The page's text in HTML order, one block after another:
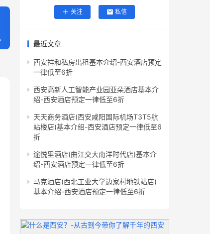
关注 私信
最近文章
西安祥和私房出租基本介绍-西安酒店预定
一律低至6折
西安高新人工智能产业园亚朵酒店基本介
绍-西安酒店预定一律低至6折
天天商务酒店(西安咸阳国际机场T3T5航
站楼店)基本介绍-西安酒店预定一律低至6
折
途悦里酒店(曲江交大南洋时代店)基本介
绍-西安酒店预定一律低至6折
马克酒店(西北工业大学边家村地铁站店)
基本介绍-西安酒店预定一律低至6折